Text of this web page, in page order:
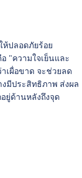
ห้ปลอดภัยร้อย
"ความใจเย็นและ
เผื่อขาด จะช่วยลด
งมีประสิทธิภาพ ส่งผล
ยู่ด้านหลังถึงจุด